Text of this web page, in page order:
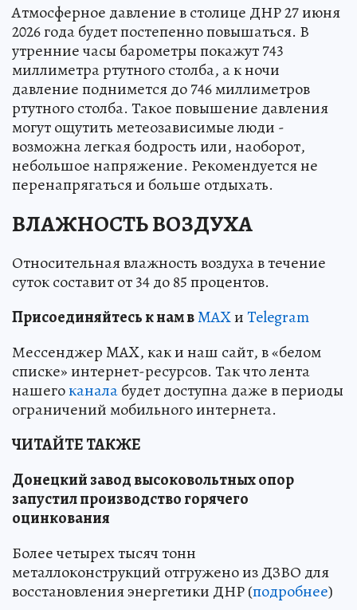
Атмосферное давление в столице ДНР 27 июня
2026 года будет постепенно повышаться. В
утренние часы барометры покажут 743
миллиметра ртутного столба, а к ночи
давление поднимется до 746 миллиметров
ртутного столба. Такое повышение давления
могут ощутить метеозависимые люди -
возможна легкая бодрость или, наоборот,
небольшое напряжение. Рекомендуется не
перенапрягаться и больше отдыхать.
ВЛАЖНОСТЬ ВОЗДУХА
Относительная влажность воздуха в течение
суток составит от 34 до 85 процентов.
Присоединяйтесь к нам вMAXиTelegram
Мессенджер MAX, как и наш сайт, в «белом
списке» интернет-ресурсов. Так что лента
нашегоканалабудет доступна даже в периоды
ограничений мобильного интернета.
ЧИТАЙТЕ ТАКЖЕ
Донецкий завод высоковольтных опор
запустил производство горячего
оцинкования
Более четырех тысяч тонн
металлоконструкций отгружено из ДЗВО для
восстановления энергетики ДНР (подробнее)